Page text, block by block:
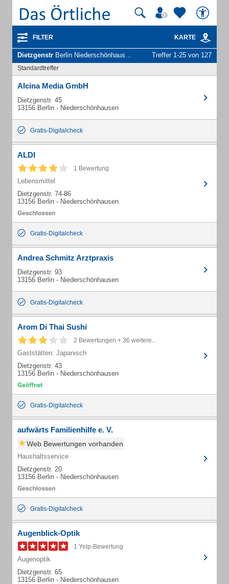
FILTER KARTE
Dietzgenstr Berlin Niederschönhausen - Unternehmen und Personen Treffer 1-25 von 127
Standardtreffer
Alcina Media GmbH
Dietzgenstr. 45
13156 Berlin - Niederschönhausen
Gratis-Digitalcheck
ALDI
1 Bewertung
Lebensmittel
Dietzgenstr. 74-86
13156 Berlin - Niederschönhausen
Gratis-Digitalcheck
Andrea Schmitz Arztpraxis
Dietzgenstr. 93
13156 Berlin - Niederschönhausen
Gratis-Digitalcheck
Arom Di Thai Sushi
2 Bewertungen + 36 weitere...
Gaststätten: Japanisch
Dietzgenstr. 43
13156 Berlin - Niederschönhausen
Gratis-Digitalcheck
aufwärts Familienhilfe e. V.
Web Bewertungen vorhanden
Haushaltsservice
Dietzgenstr. 20
13156 Berlin - Niederschönhausen
Gratis-Digitalcheck
Augenblick-Optik
1 Yelp-Bewertung
Augenoptik
Dietzgenstr. 65
13156 Berlin - Niederschönhausen